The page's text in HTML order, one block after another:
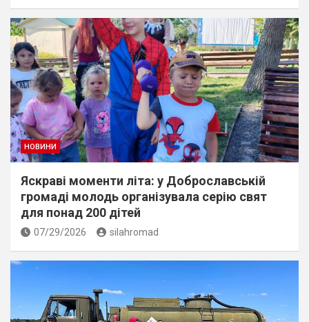
НОВИНИ
Яскраві моменти літа: у Доброславській
громаді молодь організувала серію свят
для понад 200 дітей
07/29/2026 silahromad